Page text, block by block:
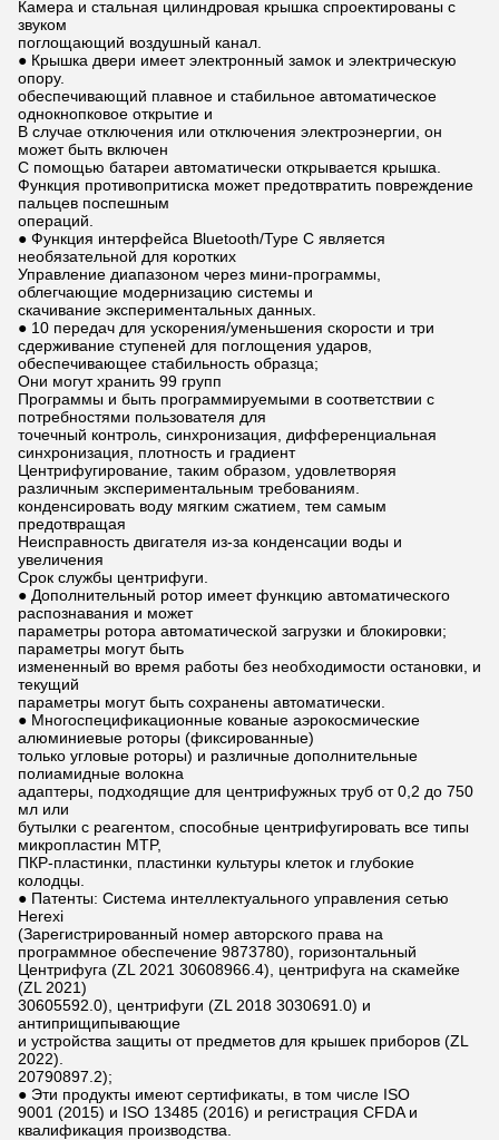
Камера и стальная цилиндровая крышка спроектированы с
звуком
поглощающий воздушный канал.
● Крышка двери имеет электронный замок и электрическую
опору.
обеспечивающий плавное и стабильное автоматическое
однокнопковое открытие и
В случае отключения или отключения электроэнергии, он
может быть включен
С помощью батареи автоматически открывается крышка.
Функция противопритиска может предотвратить повреждение
пальцев поспешным
операций.
● Функция интерфейса Bluetooth/Type C является
необязательной для коротких
Управление диапазоном через мини-программы,
облегчающие модернизацию системы и
скачивание экспериментальных данных.
● 10 передач для ускорения/уменьшения скорости и три
сдерживание ступеней для поглощения ударов,
обеспечивающее стабильность образца;
Они могут хранить 99 групп
Программы и быть программируемыми в соответствии с
потребностями пользователя для
точечный контроль, синхронизация, дифференциальная
синхронизация, плотность и градиент
Центрифугирование, таким образом, удовлетворяя
различным экспериментальным требованиям.
конденсировать воду мягким сжатием, тем самым
предотвращая
Неисправность двигателя из-за конденсации воды и
увеличения
Срок службы центрифуги.
● Дополнительный ротор имеет функцию автоматического
распознавания и может
параметры ротора автоматической загрузки и блокировки;
параметры могут быть
измененный во время работы без необходимости остановки, и
текущий
параметры могут быть сохранены автоматически.
● Многоспецификационные кованые аэрокосмические
алюминиевые роторы (фиксированные)
только угловые роторы) и различные дополнительные
полиамидные волокна
адаптеры, подходящие для центрифужных труб от 0,2 до 750
мл или
бутылки с реагентом, способные центрифугировать все типы
микропластин MTP,
ПКР-пластинки, пластинки культуры клеток и глубокие
колодцы.
● Патенты: Система интеллектуального управления сетью
Herexi
(Зарегистрированный номер авторского права на
программное обеспечение 9873780), горизонтальный
Центрифуга (ZL 2021 30608966.4), центрифуга на скамейке
(ZL 2021)
30605592.0), центрифуги (ZL 2018 3030691.0) и
антиприщипывающие
и устройства защиты от предметов для крышек приборов (ZL
2022).
20790897.2);
● Эти продукты имеют сертификаты, в том числе ISO
9001 (2015) и ISO 13485 (2016) и регистрация CFDA и
квалификация производства.